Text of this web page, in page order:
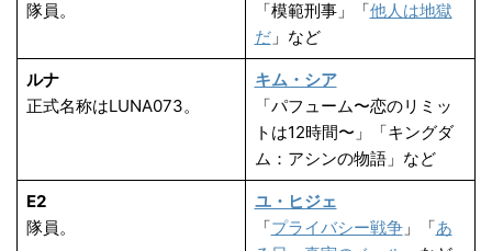
隊員。
「模範刑事」「他人は地獄
だ」など
ルナ
正式名称はLUNA073。
キム・シア
「パフューム〜恋のリミッ
トは12時間〜」「キングダ
ム：アシンの物語」など
E2
隊員。
ユ・ヒジェ
「プライバシー戦争」「あ